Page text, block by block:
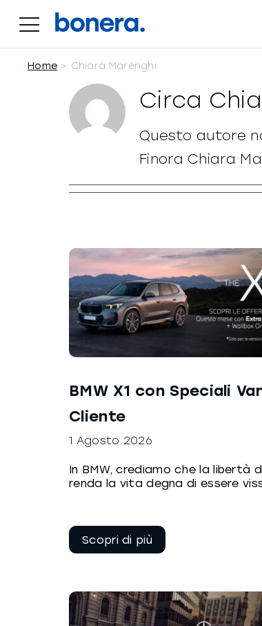
contenuto
Home Chiara Marenghi
Circa
Questo autore
Finora Chiara
BMW X1 con Speciali
Cliente
1 Agosto 2026
In BMW, crediamo che la libertà
renda la vita degna di essere
Continua a
leggere